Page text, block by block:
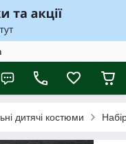
дитячі костюми